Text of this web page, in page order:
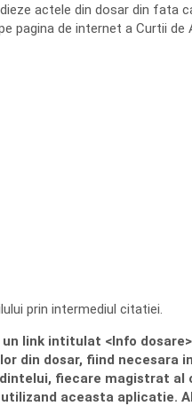
actele din dosar din fata
pagina de internet a Curtii
prin intermediul citatiei.
link intitulat <Info
din dosar, fiind
fiecare magistrat
aceasta aplicatie.